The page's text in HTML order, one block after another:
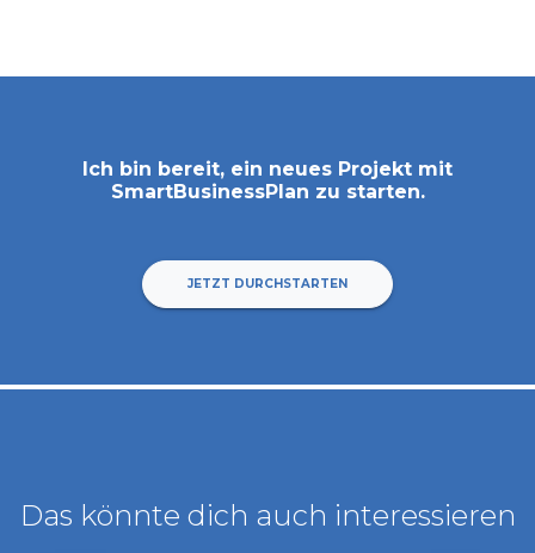
Ich bin bereit, ein neues Projekt mit
SmartBusinessPlan zu starten.
JETZT DURCHSTARTEN
Das könnte dich auch interessieren